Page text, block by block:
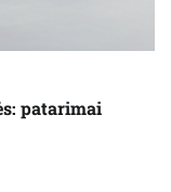
patarimai